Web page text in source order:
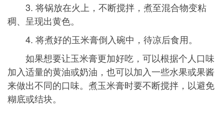
3. 将锅放在火上，不断搅拌，煮至混合物变粘
稠、呈现出黄色。
4. 将煮好的玉米膏倒入碗中，待凉后食用。
如果想要让玉米膏更加好吃，可以根据个人口味
加入适量的黄油或奶油，也可以加入一些水果或果酱
来做出不同的口味。煮玉米膏时要不断搅拌，以避免
糊底或结块。